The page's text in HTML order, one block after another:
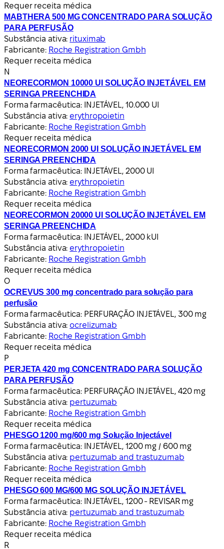
Requer receita médica
MABTHERA 500 MG CONCENTRADO PARA SOLUÇÃO
PARA PERFUSÃO
Substância ativa: rituximab
Fabricante: Roche Registration Gmbh
Requer receita médica
N
NEORECORMON 10000 UI SOLUÇÃO INJETÁVEL EM
SERINGA PREENCHIDA
Forma farmacêutica: INJETÁVEL, 10.000 UI
Substância ativa: erythropoietin
Fabricante: Roche Registration Gmbh
Requer receita médica
NEORECORMON 2000 UI SOLUÇÃO INJETÁVEL EM
SERINGA PREENCHIDA
Forma farmacêutica: INJETÁVEL, 2000 UI
Substância ativa: erythropoietin
Fabricante: Roche Registration Gmbh
Requer receita médica
NEORECORMON 20000 UI SOLUÇÃO INJETÁVEL EM
SERINGA PREENCHIDA
Forma farmacêutica: INJETÁVEL, 2000 kUI
Substância ativa: erythropoietin
Fabricante: Roche Registration Gmbh
Requer receita médica
O
OCREVUS 300 mg concentrado para solução para
perfusão
Forma farmacêutica: PERFURAÇÃO INJETÁVEL, 300 mg
Substância ativa: ocrelizumab
Fabricante: Roche Registration Gmbh
Requer receita médica
P
PERJETA 420 mg CONCENTRADO PARA SOLUÇÃO
PARA PERFUSÃO
Forma farmacêutica: PERFURAÇÃO INJETÁVEL, 420 mg
Substância ativa: pertuzumab
Fabricante: Roche Registration Gmbh
Requer receita médica
PHESGO 1200 mg/600 mg Solução Injectável
Forma farmacêutica: INJETÁVEL, 1200 mg / 600 mg
Substância ativa: pertuzumab and trastuzumab
Fabricante: Roche Registration Gmbh
Requer receita médica
PHESGO 600 MG/600 MG SOLUÇÃO INJETÁVEL
Forma farmacêutica: INJETÁVEL, 1200 - REVISAR mg
Substância ativa: pertuzumab and trastuzumab
Fabricante: Roche Registration Gmbh
Requer receita médica
R